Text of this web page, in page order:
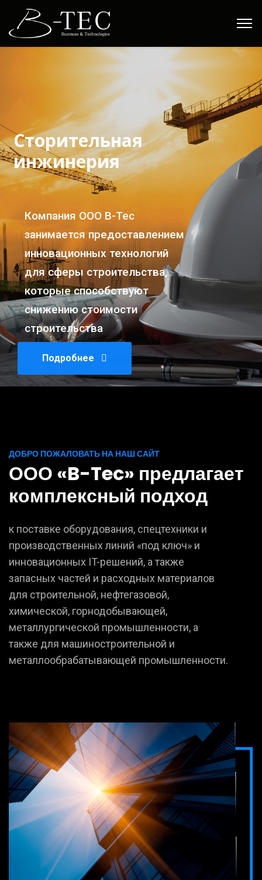
Компания ООО B-Tec
занимается предоставлением
инновационных технологий
для сферы строительства,
которые способствуют
снижению стоимости
строительства
Сторительная
инжинерия
Подробнее
ДОБРО ПОЖАЛОВАТЬ НА НАШ САЙТ
ООО «B-Tec» предлагает
комплексный подход
к поставке оборудования, спецтехники и
производственных линий «под ключ» и
инновационных IT-решений, а также
запасных частей и расходных материалов
для строительной, нефтегазовой,
химической, горнодобывающей,
металлургической промышленности, а
также для машиностроительной и
металлообрабатывающей промышленности.